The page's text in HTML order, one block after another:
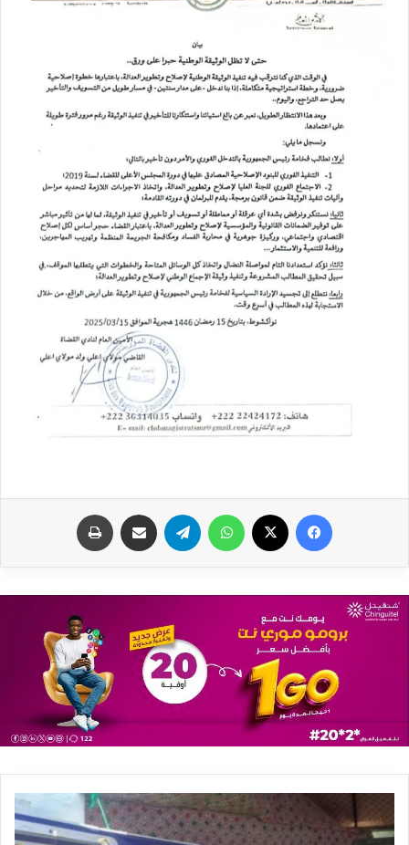
فيسبوك واتساب تيلقرام مشاركة عبر البريد